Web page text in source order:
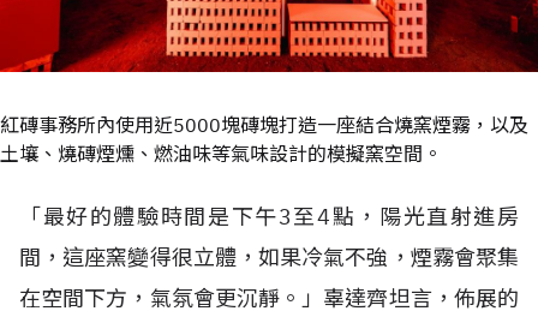
紅磚事務所內使用近5000塊磚塊打造一座結合燒窯煙霧，以及
土壤、燒磚煙燻、燃油味等氣味設計的模擬窯空間。
「最好的體驗時間是下午3至4點，陽光直射進房
間，這座窯變得很立體，如果冷氣不強，煙霧會聚集
在空間下方，氣氛會更沉靜。」辜達齊坦言，佈展的